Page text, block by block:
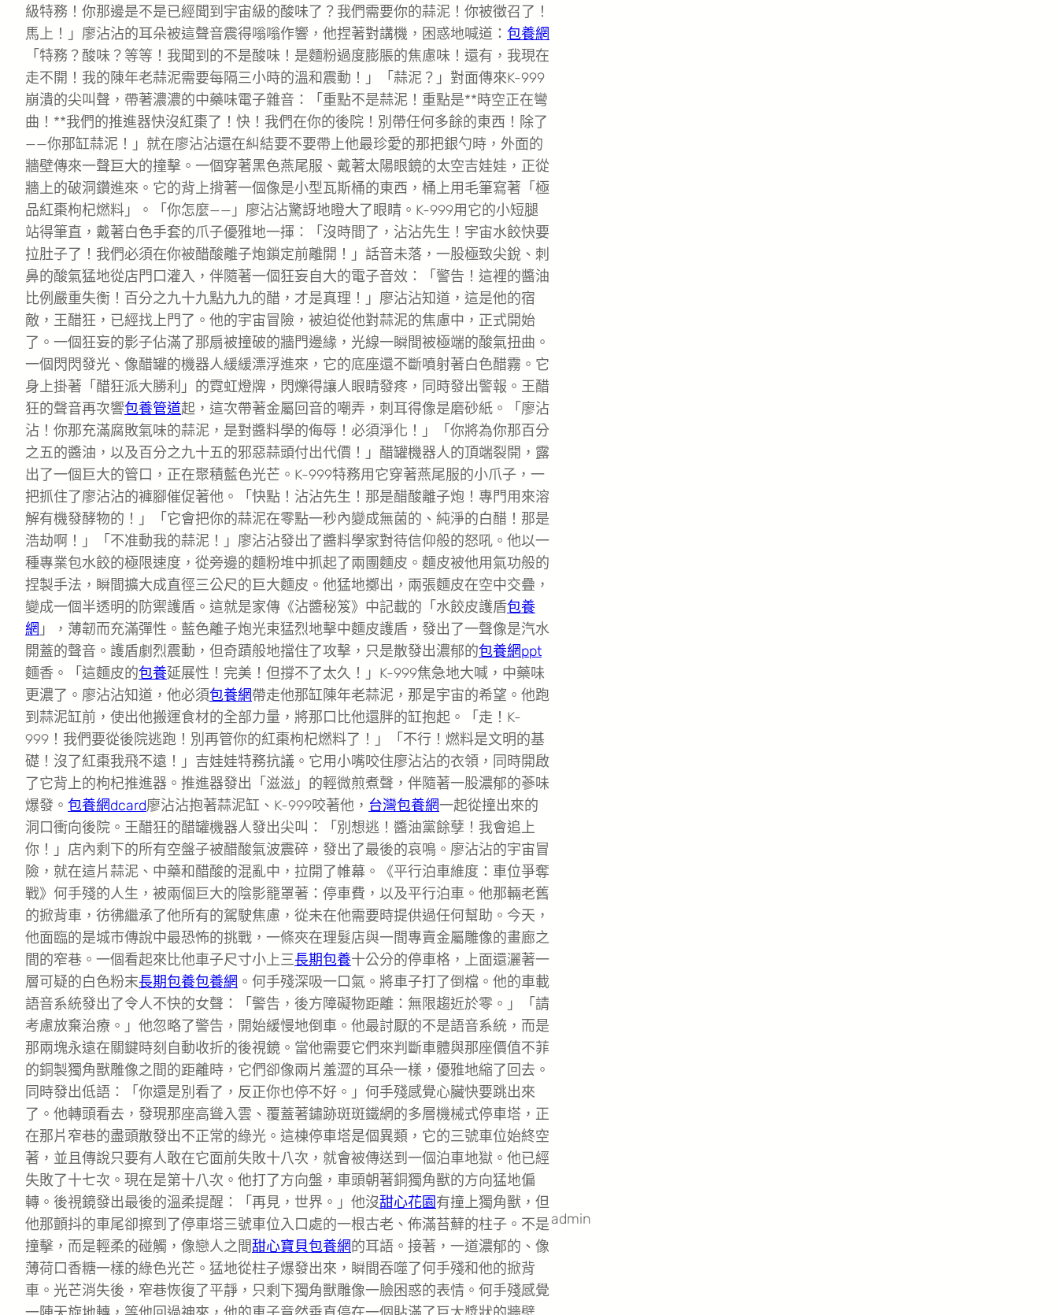
級特務！你那邊是不是已經聞到宇宙級的酸味了？我們需要你的蒜泥！你被徵召了！
馬上！」廖沾沾的耳朵被這聲音震得嗡嗡作響，他捏著對講機，困惑地喊道： 包養網
「特務？酸味？等等！我聞到的不是酸味！是麵粉過度膨脹的焦慮味！還有，我現在
走不開！我的陳年老蒜泥需要每隔三小時的溫和震動！」「蒜泥？」對面傳來K-999
崩潰的尖叫聲，帶著濃濃的中藥味電子雜音：「重點不是蒜泥！重點是**時空正在彎
曲！**我們的推進器快沒紅棗了！快！我們在你的後院！別帶任何多餘的東西！除了
——你那缸蒜泥！」就在廖沾沾還在糾結要不要帶上他最珍愛的那把銀勺時，外面的
牆壁傳來一聲巨大的撞擊。一個穿著黑色燕尾服、戴著太陽眼鏡的太空吉娃娃，正從
牆上的破洞鑽進來。它的背上揹著一個像是小型瓦斯桶的東西，桶上用毛筆寫著「極
品紅棗枸杞燃料」。「你怎麼——」廖沾沾驚訝地瞪大了眼睛。K-999用它的小短腿
站得筆直，戴著白色手套的爪子優雅地一揮：「沒時間了，沾沾先生！宇宙水餃快要
拉肚子了！我們必須在你被醋酸離子炮鎖定前離開！」話音未落，一股極致尖銳、刺
鼻的酸氣猛地從店門口灌入，伴隨著一個狂妄自大的電子音效：「警告！這裡的醬油
比例嚴重失衡！百分之九十九點九九的醋，才是真理！」廖沾沾知道，這是他的宿
敵，王醋狂，已經找上門了。他的宇宙冒險，被迫從他對蒜泥的焦慮中，正式開始
了。一個狂妄的影子佔滿了那扇被撞破的牆門邊緣，光線一瞬間被極端的酸氣扭曲。
一個閃閃發光、像醋罐的機器人緩緩漂浮進來，它的底座還不斷噴射著白色醋霧。它
身上掛著「醋狂派大勝利」的霓虹燈牌，閃爍得讓人眼睛發疼，同時發出警報。王醋
狂的聲音再次響包養管道起，這次帶著金屬回音的嘲弄，刺耳得像是磨砂紙。「廖沾
沾！你那充滿腐敗氣味的蒜泥，是對醬料學的侮辱！必須淨化！」「你將為你那百分
之五的醬油，以及百分之九十五的邪惡蒜頭付出代價！」醋罐機器人的頂端裂開，露
出了一個巨大的管口，正在聚積藍色光芒。K-999特務用它穿著燕尾服的小爪子，一
把抓住了廖沾沾的褲腳催促著他。「快點！沾沾先生！那是醋酸離子炮！專門用來溶
解有機發酵物的！」「它會把你的蒜泥在零點一秒內變成無菌的、純淨的白醋！那是
浩劫啊！」「不准動我的蒜泥！」廖沾沾發出了醬料學家對待信仰般的怒吼。他以一
種專業包水餃的極限速度，從旁邊的麵粉堆中抓起了兩團麵皮。麵皮被他用氣功般的
捏製手法，瞬間擴大成直徑三公尺的巨大麵皮。他猛地擲出，兩張麵皮在空中交疊，
變成一個半透明的防禦護盾。這就是家傳《沾醬秘笈》中記載的「水餃皮護盾包養
網 」，薄韌而充滿彈性。藍色離子炮光束猛烈地擊中麵皮護盾，發出了一聲像是汽水
開蓋的聲音。護盾劇烈震動，但奇蹟般地擋住了攻擊，只是散發出濃郁的包養網ppt
麵香。「這麵皮的包養延展性！完美！但撐不了太久！」K-999焦急地大喊，中藥味
更濃了。廖沾沾知道，他必須包養網帶走他那缸陳年老蒜泥，那是宇宙的希望。他跑
到蒜泥缸前，使出他搬運食材的全部力量，將那口比他還胖的缸抱起。「走！K-
999！我們要從後院逃跑！別再管你的紅棗枸杞燃料了！」「不行！燃料是文明的基
礎！沒了紅棗我飛不遠！」吉娃娃特務抗議。它用小嘴咬住廖沾沾的衣領，同時開啟
了它背上的枸杞推進器。推進器發出「滋滋」的輕微煎煮聲，伴隨著一股濃郁的蔘味
爆發。 包養網dcard廖沾沾抱著蒜泥缸、K-999咬著他， 台灣包養網一起從撞出來的
洞口衝向後院。王醋狂的醋罐機器人發出尖叫：「別想逃！醬油黨餘孽！我會追上
你！」店內剩下的所有空盤子被醋酸氣波震碎，發出了最後的哀鳴。廖沾沾的宇宙冒
險，就在這片蒜泥、中藥和醋酸的混亂中，拉開了帷幕。《平行泊車維度：車位爭奪
戰》何手殘的人生，被兩個巨大的陰影籠罩著：停車費，以及平行泊車。他那輛老舊
的掀背車，彷彿繼承了他所有的駕駛焦慮，從未在他需要時提供過任何幫助。今天，
他面臨的是城市傳說中最恐怖的挑戰，一條夾在理髮店與一間專賣金屬雕像的畫廊之
間的窄巷。一個看起來比他車子尺寸小上三長期包養十公分的停車格，上面還灑著一
層可疑的白色粉末長期包養包養網 。何手殘深吸一口氣。將車子打了倒檔。他的車載
語音系統發出了令人不快的女聲：「警告，後方障礙物距離：無限趨近於零。」「請
考慮放棄治療。」他忽略了警告，開始緩慢地倒車。他最討厭的不是語音系統，而是
那兩塊永遠在關鍵時刻自動收折的後視鏡。當他需要它們來判斷車體與那座價值不菲
的銅製獨角獸雕像之間的距離時，它們卻像兩片羞澀的耳朵一樣，優雅地縮了回去。
同時發出低語：「你還是別看了，反正你也停不好。」何手殘感覺心臟快要跳出來
了。他轉頭看去，發現那座高聳入雲、覆蓋著鏽跡斑斑鐵網的多層機械式停車塔，正
在那片窄巷的盡頭散發出不正常的綠光。這棟停車塔是個異類，它的三號車位始終空
著，並且傳說只要有人敢在它面前失敗十八次，就會被傳送到一個泊車地獄。他已經
失敗了十七次。現在是第十八次。他打了方向盤，車頭朝著銅獨角獸的方向猛地偏
轉。後視鏡發出最後的溫柔提醒：「再見，世界。」他沒甜心花園有撞上獨角獸，但
他那顫抖的車尾卻擦到了停車塔三號車位入口處的一根古老、佈滿苔蘚的柱子。不是
撞擊，而是輕柔的碰觸，像戀人之間甜心寶貝包養網的耳語。接著，一道濃郁的、像
薄荷口香糖一樣的綠色光芒。猛地從柱子爆發出來，瞬間吞噬了何手殘和他的掀背
車。光芒消失後，窄巷恢復了平靜，只剩下獨角獸雕像一臉困惑的表情。何手殘感覺
admin